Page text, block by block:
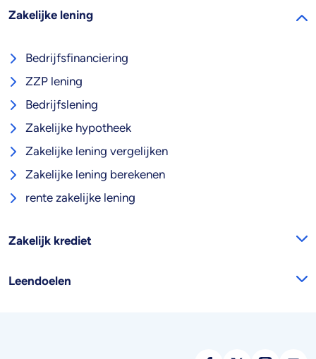
Zakelijke lening
Bedrijfsfinanciering
ZZP lening
Bedrijfslening
Zakelijke hypotheek
Zakelijke lening vergelijken
Zakelijke lening berekenen
rente zakelijke lening
Zakelijk krediet
Leendoelen